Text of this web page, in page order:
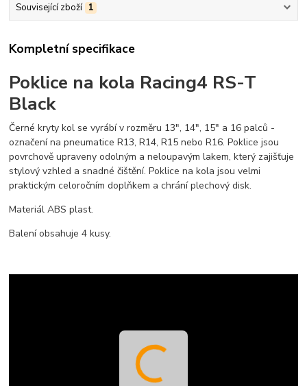
Související zboží 1
Kompletní specifikace
Poklice na kola Racing4 RS-T
Black
Černé kryty kol se vyrábí v rozměru 13", 14", 15" a 16 palců -
označení na pneumatice R13, R14, R15 nebo R16. Poklice jsou
povrchově upraveny odolným a neloupavým lakem, který zajišťuje
stylový vzhled a snadné čištění. Poklice na kola jsou velmi
praktickým celoročním doplňkem a chrání plechový disk.
Materiál ABS plast.
Balení obsahuje 4 kusy.